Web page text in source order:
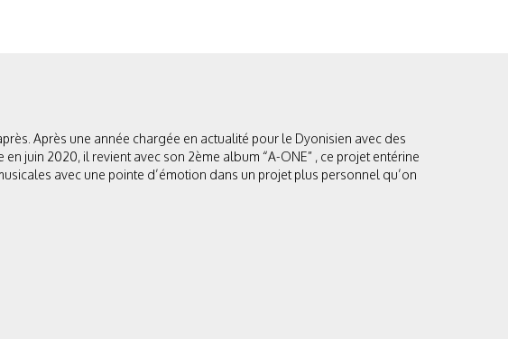
Après une année chargée en actualité pour le Dyonisien avec des
juin 2020, il revient avec son 2ème album “A-ONE” , ce projet entérine
avec une pointe d’émotion dans un projet plus personnel qu’on